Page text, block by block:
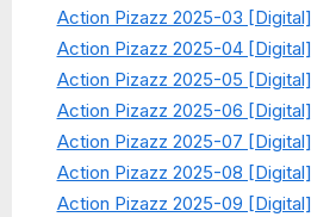
Action Pizazz 2025-03
Action Pizazz 2025-04
Action Pizazz 2025-05
Action Pizazz 2025-06
Action Pizazz 2025-07
Action Pizazz 2025-08
Action Pizazz 2025-09